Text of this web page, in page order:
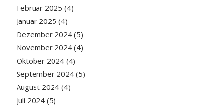
Februar 2025 (4)
Januar 2025 (4)
Dezember 2024(5)
November 2024(4)
Oktober 2024(4)
September 2024(5)
August 2024(4)
Juli 2024(5)